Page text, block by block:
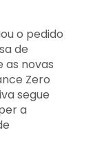
o pedido
de
as novas
Zero
segue
a